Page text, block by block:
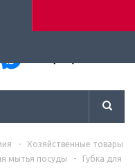
-
Хозяйственные товары
мытья посуды -
Губка для